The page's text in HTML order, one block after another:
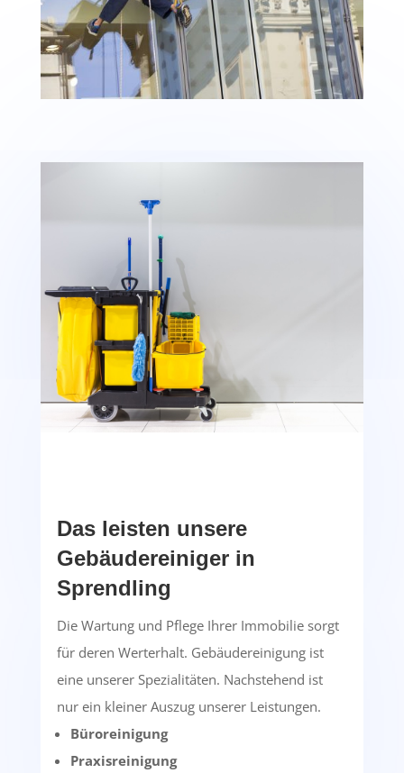
Das leisten unsere
Gebäudereiniger in
Sprendling
Die Wartung und Pflege Ihrer Immobilie sorgt
für deren Werterhalt. Gebäudereinigung ist
eine unserer Spezialitäten. Nachstehend ist
nur ein kleiner Auszug unserer Leistungen.
Büroreinigung
Praxisreinigung